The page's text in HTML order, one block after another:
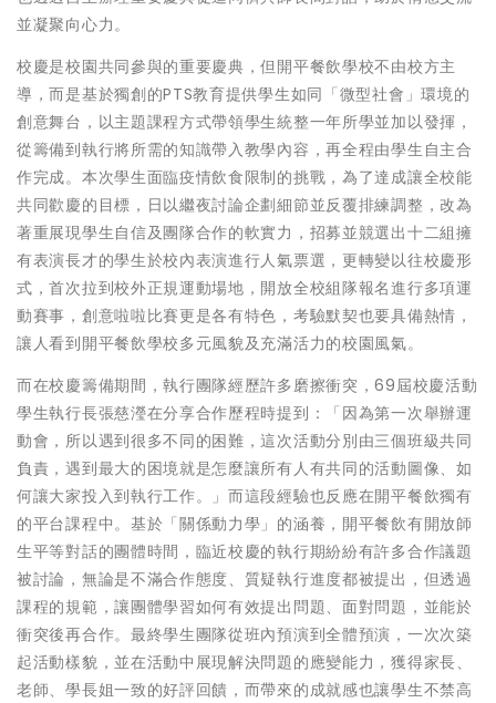
並凝聚向心力。
校慶是校園共同參與的重要慶典，但開平餐飲學校不由校方主
導，而是基於獨創的PTS教育提供學生如同「微型社會」環境的
創意舞台，以主題課程方式帶領學生統整一年所學並加以發揮，
從籌備到執行將所需的知識帶入教學內容，再全程由學生自主合
作完成。本次學生面臨疫情飲食限制的挑戰，為了達成讓全校能
共同歡慶的目標，日以繼夜討論企劃細節並反覆排練調整，改為
著重展現學生自信及團隊合作的軟實力，招募並競選出十二組擁
有表演長才的學生於校內表演進行人氣票選，更轉變以往校慶形
式，首次拉到校外正規運動場地，開放全校組隊報名進行多項運
動賽事，創意啦啦比賽更是各有特色，考驗默契也要具備熱情，
讓人看到開平餐飲學校多元風貌及充滿活力的校園風氣。
而在校慶籌備期間，執行團隊經歷許多磨擦衝突，69屆校慶活動
學生執行長張慈瀅在分享合作歷程時提到：「因為第一次舉辦運
動會，所以遇到很多不同的困難，這次活動分別由三個班級共同
負責，遇到最大的困境就是怎麼讓所有人有共同的活動圖像、如
何讓大家投入到執行工作。」而這段經驗也反應在開平餐飲獨有
的平台課程中。基於「關係動力學」的涵養，開平餐飲有開放師
生平等對話的團體時間，臨近校慶的執行期紛紛有許多合作議題
被討論，無論是不滿合作態度、質疑執行進度都被提出，但透過
課程的規範，讓團體學習如何有效提出問題、面對問題，並能於
衝突後再合作。最終學生團隊從班內預演到全體預演，一次次築
起活動樣貌，並在活動中展現解決問題的應變能力，獲得家長、
老師、學長姐一致的好評回饋，而帶來的成就感也讓學生不禁高